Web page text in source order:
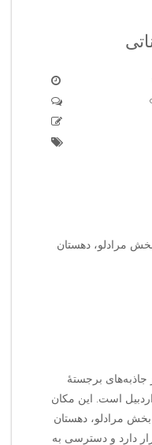
مرادلو، دهستان
جاذبه‌های برجستهٔ
است. این مکان
مرادلو، دهستان
دارد و دسترسی به